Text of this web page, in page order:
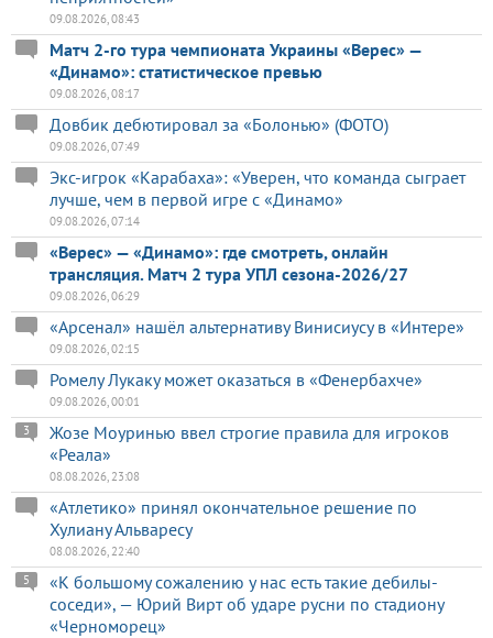
09.08.2026, 08:43
Матч 2-го тура чемпионата Украины «Верес» —
«Динамо»: статистическое превью
09.08.2026, 08:17
Довбик дебютировал за «Болонью» (ФОТО)
09.08.2026, 07:49
Экс-игрок «Карабаха»: «Уверен, что команда сыграет
лучше, чем в первой игре с «Динамо»
09.08.2026, 07:14
«Верес» — «Динамо»: где смотреть, онлайн
трансляция. Матч 2 тура УПЛ сезона-2026/27
09.08.2026, 06:29
«Арсенал» нашёл альтернативу Винисиусу в «Интере»
09.08.2026, 02:15
Ромелу Лукаку может оказаться в «Фенербахче»
09.08.2026, 00:01
Жозе Моуринью ввел строгие правила для игроков
«Реала»
3
08.08.2026, 23:08
«Атлетико» принял окончательное решение по
Хулиану Альваресу
08.08.2026, 22:40
«К большому сожалению у нас есть такие дебилы-
соседи», — Юрий Вирт об ударе русни по стадиону
«Черноморец»
5